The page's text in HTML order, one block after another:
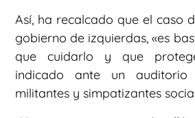
Así, ha recalcado que el caso
gobierno de izquierdas, «es
que cuidarlo y que
indicado ante un
militantes y simpatizantes